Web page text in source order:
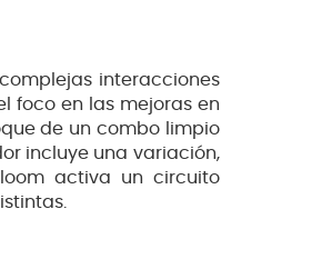
interacciones
foco en las mejoras en
de un combo limpio
incluye una variación,
activa un circuito